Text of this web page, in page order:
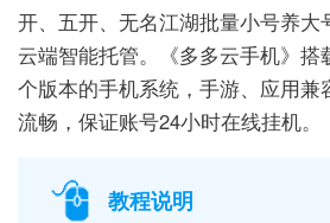
开、五开、无名江湖批量小号养大
云端智能托管。《多多云手机》搭
个版本的手机系统，手游、应用兼
流畅，保证账号24小时在线挂机。
教程说明